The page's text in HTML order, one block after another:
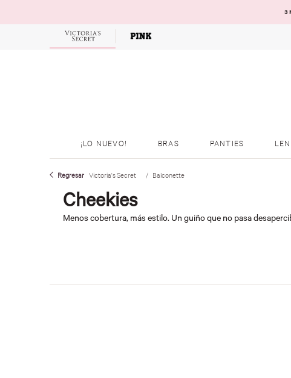
3
¡LO NUEVO! BRAS PANTIES
Victoria's Secret Balconette
Cheekies
Menos cobertura, más estilo. Un guiño que no pasa